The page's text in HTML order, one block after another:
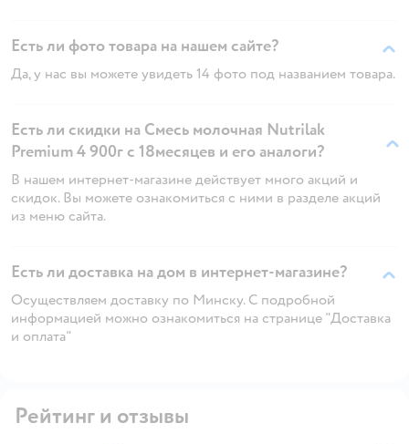
Есть ли фото товара на нашем сайте?
Да, у нас вы можете увидеть 14 фото под названием товара.
Есть ли скидки на Смесь молочная Nutrilak
Premium 4 900г с 18месяцев и его аналоги?
В нашем интернет-магазине действует много акций и
скидок. Вы можете ознакомиться с ними в разделе акций
из меню сайта.
Есть ли доставка на дом в интернет-магазине?
Осуществляем доставку по Минску. С подробной
информацией можно ознакомиться на странице "Доставка
и оплата"
Рейтинг и отзывы